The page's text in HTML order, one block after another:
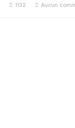
1132 Aucun